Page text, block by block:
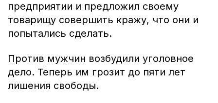
предприятии и предложил своему
товарищу совершить кражу, что они и
попытались сделать.
Против мужчин возбудили уголовное
дело. Теперь им грозит до пяти лет
лишения свободы.